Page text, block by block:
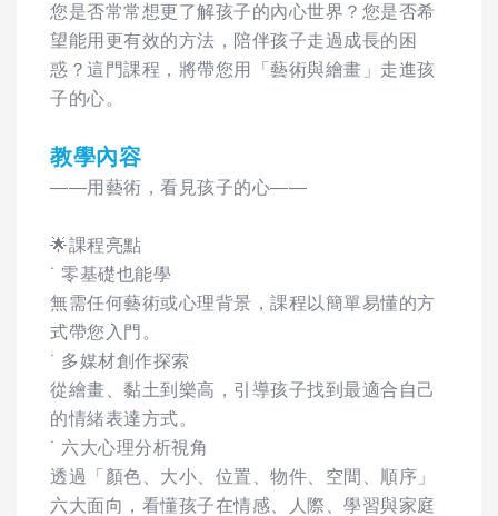
您是否常常想更了解孩子的內心世界？您是否希
望能用更有效的方法，陪伴孩子走過成長的困
惑？這門課程，將帶您用「藝術與繪畫」走進孩
子的心。
教學內容
——用藝術，看見孩子的心——
🌟課程亮點
˙ 零基礎也能學
無需任何藝術或心理背景，課程以簡單易懂的方
式帶您入門。
˙ 多媒材創作探索
從繪畫、黏土到樂高，引導孩子找到最適合自己
的情緒表達方式。
˙ 六大心理分析視角
透過「顏色、大小、位置、物件、空間、順序」
六大面向，看懂孩子在情感、人際、學習與家庭